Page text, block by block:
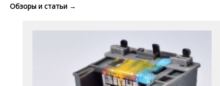
Обзоры и статьи →